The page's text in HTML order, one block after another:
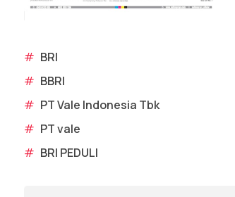
# BRI
# BBRI
# PT Vale Indonesia Tbk
# PT vale
# BRI PEDULI